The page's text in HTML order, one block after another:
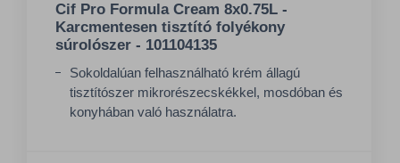
Cif Pro Formula Cream 8x0.75L -
Karcmentesen tisztító folyékony
súrolószer - 101104135
Sokoldalúan felhasználható krém állagú
tisztítószer mikrorészecskékkel, mosdóban és
konyhában való használatra.